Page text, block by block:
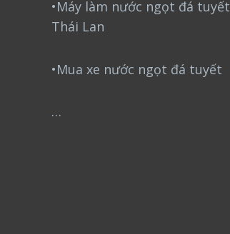
•Máy làm nước ngọt đá tuyết
Thái Lan
•Mua xe nước ngọt đá tuyết
…